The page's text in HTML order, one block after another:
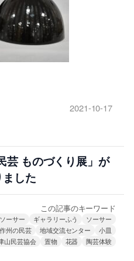
2021-10-17
芸 ものづくり展」が
ました
この記事のキーワード
ーサー ギャラリーふう
ソーサー
作州の民芸 地域交流センター
小皿
山民芸協会 置物 花器 陶芸体験